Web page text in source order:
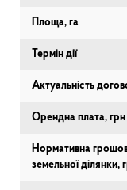
Площа, га
Термін дії
Актуальність
Орендна плата, грн
Нормативна
земельної ділянки,